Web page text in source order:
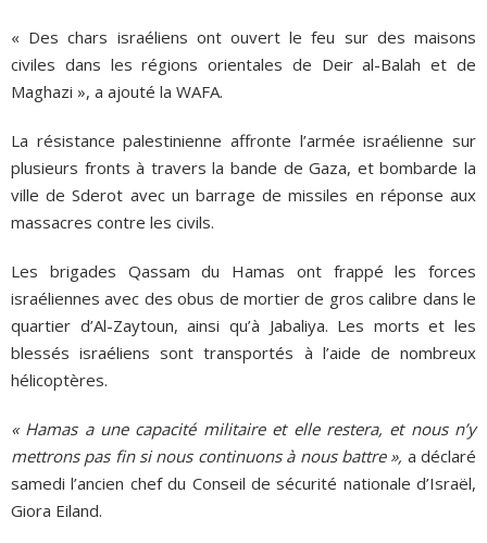
« Des chars israéliens ont ouvert le feu sur des maisons
civiles dans les régions orientales de Deir al-Balah et de
Maghazi », a ajouté la WAFA.
La résistance palestinienne affronte l’armée israélienne sur
plusieurs fronts à travers la bande de Gaza, et bombarde la
ville de Sderot avec un barrage de missiles en réponse aux
massacres contre les civils.
Les brigades Qassam du Hamas ont frappé les forces
israéliennes avec des obus de mortier de gros calibre dans le
quartier d’Al-Zaytoun, ainsi qu’à Jabaliya. Les morts et les
blessés israéliens sont transportés à l’aide de nombreux
hélicoptères.
« Hamas a une capacité militaire et elle restera, et nous n’y
mettrons pas fin si nous continuons à nous battre », a déclaré
samedi l’ancien chef du Conseil de sécurité nationale d’Israël,
Giora Eiland.